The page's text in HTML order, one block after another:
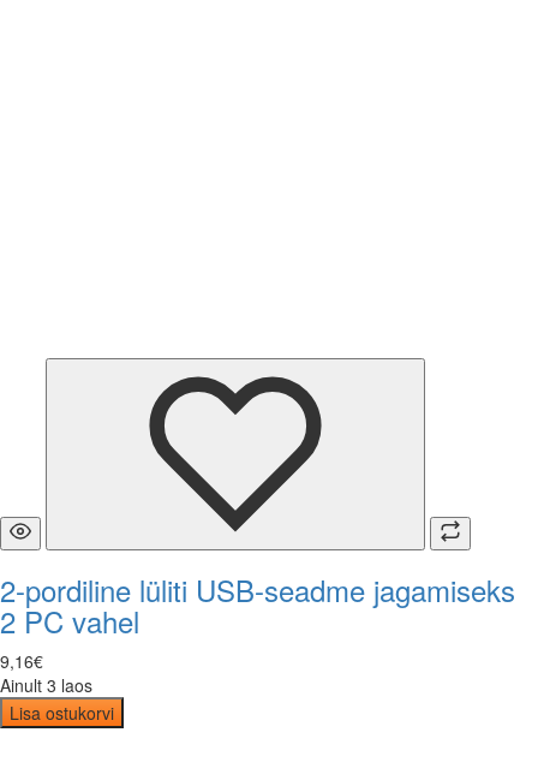
2-pordiline lüliti USB-seadme jagamiseks
2 PC vahel
9,16€
Ainult 3 laos
Lisa ostukorvi